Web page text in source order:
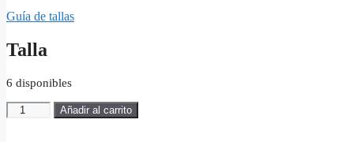
Guía de tallas
Talla
6 disponibles
UNDER
ARMOUR-
Añadir al carrito